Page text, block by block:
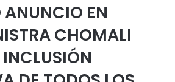
EN
CHOMALI